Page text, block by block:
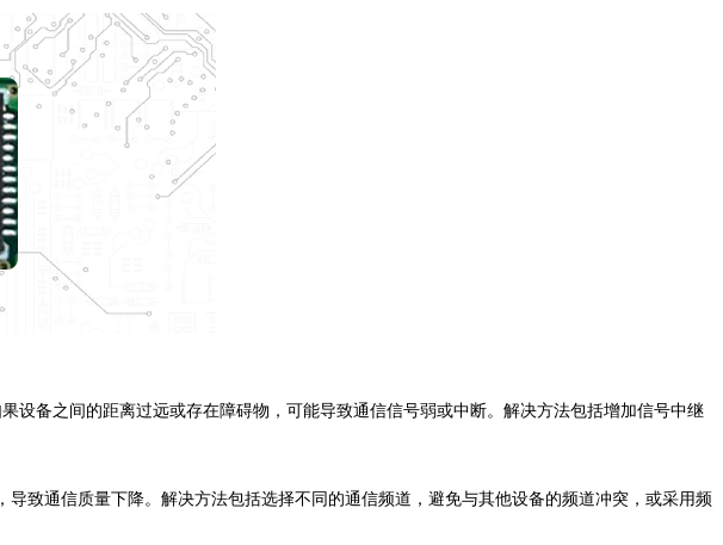
备之间的距离过远或存在障碍物，可能导致通信信号弱或中断。解决方法包括增加信号中继
致通信质量下降。解决方法包括选择不同的通信频道，避免与其他设备的频道冲突，或采用频